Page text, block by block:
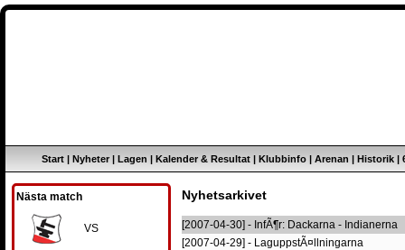
Start | Nyheter| Lagen | Kalender & Resultat | Klubbinfo | Arenan | Historik |
Nästa match
VS
Nyhetsarkivet
[2007-04-30] - InfÃ¶r: Dackarna - Indianerna
[2007-04-29] - LaguppstÃ¤llningarna